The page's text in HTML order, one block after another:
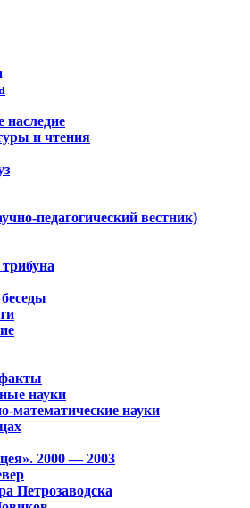
наследие
и чтения
педагогический вестник)
науки
математические науки
2000 — 2003
Петрозаводска